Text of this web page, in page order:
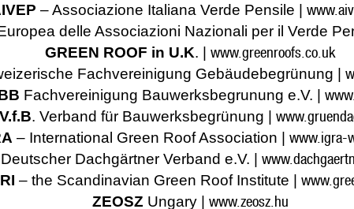
– Associazione Italiana Verde Pensile |
delle Associazioni Nazionali per il Verde
GREEN ROOF in U.K. | www.greenroofs.co.uk
Fachvereinigung Gebäudebegrünung |
Fachvereinigung Bauwerksbegrunung e.V. |
V.f.B. Verband für Bauwerksbegrünung |
– International Green Roof Association | www.igra-
Dachgärtner Verband e.V. |
– the Scandinavian Green Roof Institute |
ZEOSZ Ungary | www.zeosz.hu